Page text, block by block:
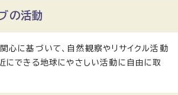
の活動
心に基づいて、自然観察やリサイクル活動
にできる地球にやさしい活動に自由に取